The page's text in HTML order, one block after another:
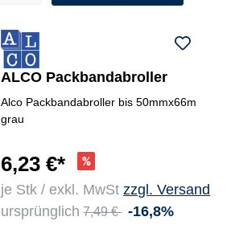
ALCO Packbandabroller
Alco Packbandabroller bis 50mmx66m
grau
6,23 €*
je Stk / exkl. MwStzzgl. Versand
ursprünglich 7,49 € -16,8%